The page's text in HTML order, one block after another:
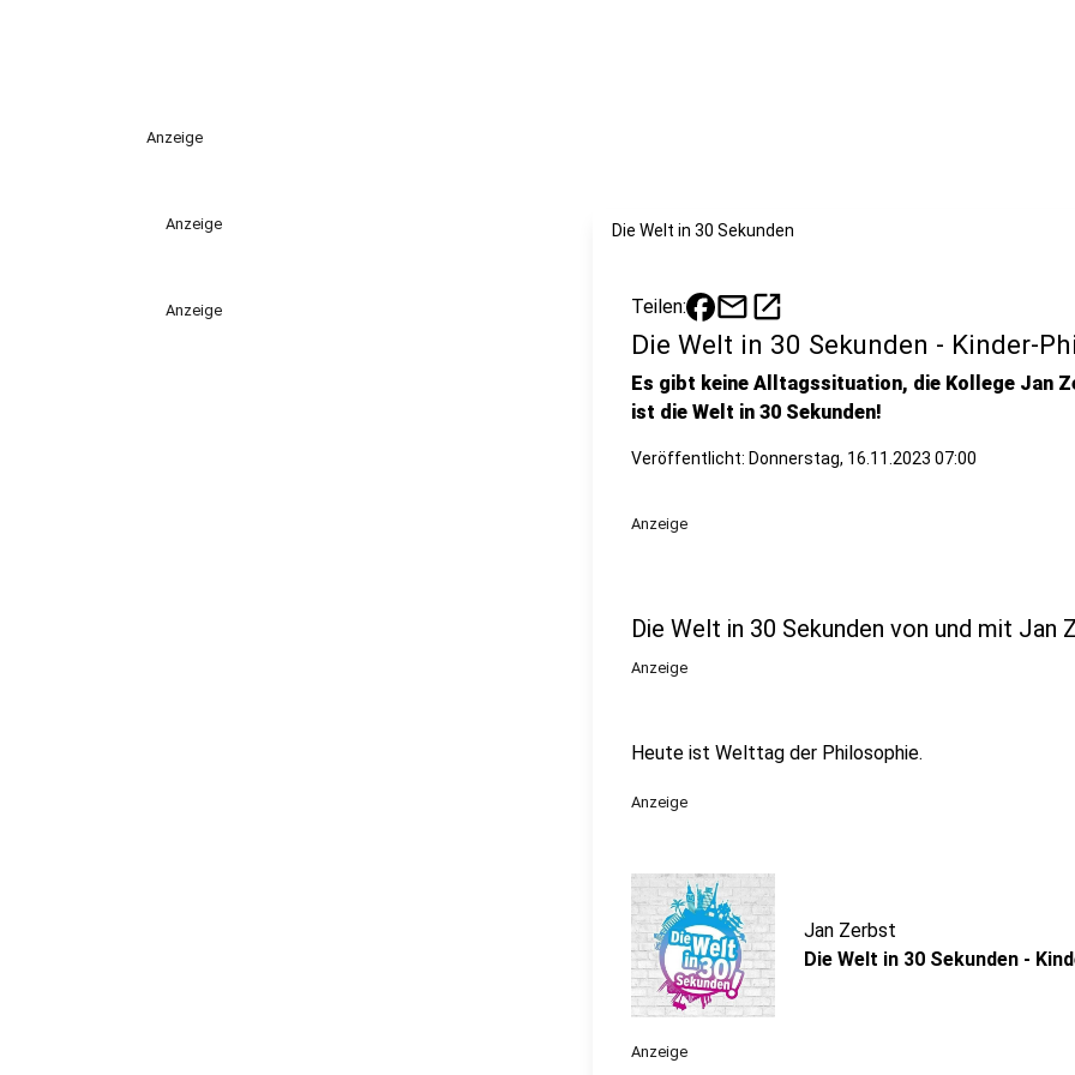
Anzeige
Anzeige
Anzeige
Die Welt in 30 Sekunden
Teilen: mailopen_in_new
Die Welt in 30 Sekunden - Kinder-
Es gibt keine Alltagssituation, die Kollege Jan
ist die Welt in 30 Sekunden!
Veröffentlicht: Donnerstag, 16.11.2023 07:00
Anzeige
Die Welt in 30 Sekunden von und mit Jan
Anzeige
Heute ist Welttag der Philosophie.
Anzeige
Jan Zerbst
Die Welt in 30 Sekunden -
Anzeige